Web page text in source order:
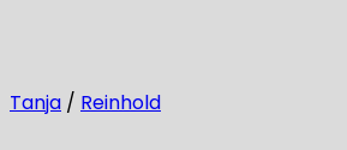
Tanja / Reinhold